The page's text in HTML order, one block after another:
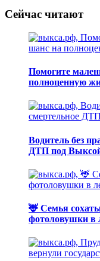
Сейчас читают
Помогите
полноценную
Водитель без
ДТП под
🦌 Семья
фотоловушки в